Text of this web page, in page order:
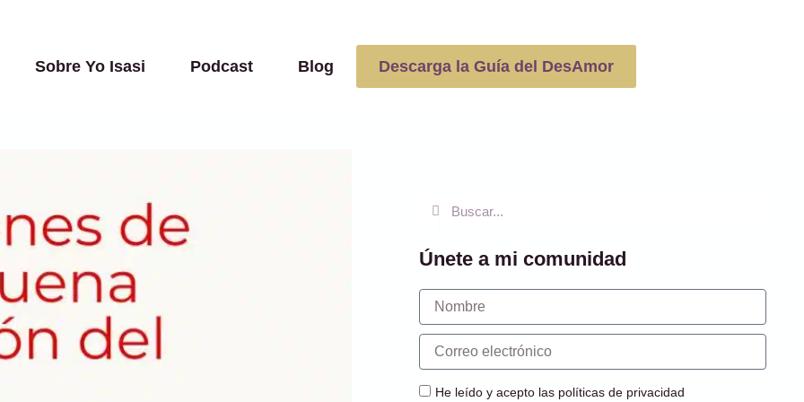
Sobre Yo Isasi Podcast Blog Descarga la Guía del DesAmor
Buscar
Únete a mi comunidad
Nombre
Correo
electrónico
He leído y acepto las políticas de privacidad